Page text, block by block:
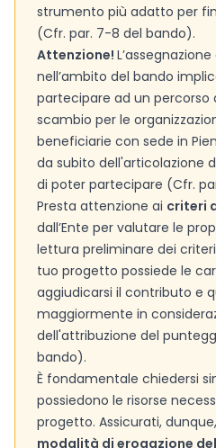
strumento più adatto per
(Cfr. par. 7-8 del bando).
Attenzione!
nell’ambito del bando
partecipare ad un percorso
scambio per le
beneficiarie con sede in
da subito dell'articolazione
di poter partecipare (Cfr.
Presta attenzione ai criteri
dall’Ente per valutare le
lettura preliminare dei
tuo progetto possiede le
aggiudicarsi il contributo e
maggiormente in
dell'attribuzione del
bando).
È fondamentale chiedersi
possiedono le risorse
progetto. Assicurati,
modalità di erogazione